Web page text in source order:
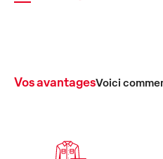
Vos avantagesVoici